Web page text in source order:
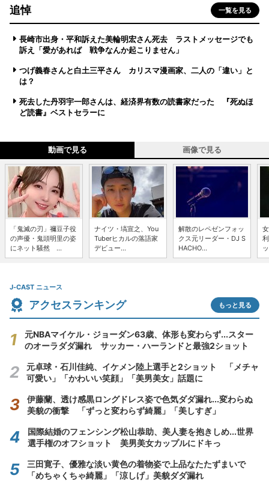
追悼 一覧を見る
長崎市出身・平和訴えた美輪明宏さん死去 ラストメッセージでも
訴え「愛があれば 戦争なんか起こりません」
つげ義春さんと白土三平さん カリスマ漫画家、二人の「違い」と
は？
死去した丹羽宇一郎さんは、経済界有数の読書家だった 『死ぬほ
ど読書』ベストセラーに
動画で見る 画像で見る
「鬼滅の刃」禰豆子役
の声優・鬼頭明里の姿
にネット騒然 ...
ナイツ・塙宣之、You
Tuberヒカルの落語家
デビュー...
解散のレペゼンフォッ
クス元リーダー・DJ S
HACHO...
J-CAST ニュース
アクセスランキング もっと見る
元NBAマイケル・ジョーダン63歳、体形も変わらず...スター
のオーラダダ漏れ サッカー・ハーランドと最強2ショット
元卓球・石川佳純、イケメン陸上選手と2ショット 「メチャ
可愛い」「かわいい笑顔」「美男美女」話題に
伊藤蘭、透け感黒ロングドレス姿で色気ダダ漏れ...変わらぬ
美貌の衝撃 「ずっと変わらず綺麗」「美しすぎ」
国際結婚のフェンシング松山恭助、美人妻を抱きしめ...世界
選手権のオフショット 美男美女カップルにドキっ
三田寛子、優雅な淡い黄色の着物姿で上品なたたずまいで
「めちゃくちゃ綺麗」「涼しげ」美貌ダダ漏れ